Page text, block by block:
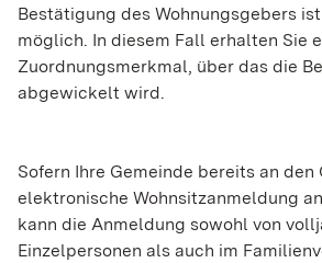
Bestätigung des Wohnungsgebers
möglich. In diesem Fall erhalten Sie
Zuordnungsmerkmal, über das die
abgewickelt wird.
Sofern Ihre Gemeinde bereits an den
elektronische Wohnsitzanmeldung
kann die Anmeldung sowohl von
Einzelpersonen als auch im